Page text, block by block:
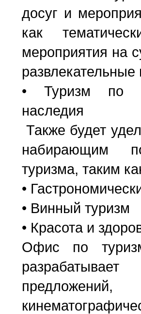
досуг и
как
мероприятия на
• Туризм по
наследия
Также будет
набирающим
туризма, таким
•
• Винный туризм
• Красота и
Офис по